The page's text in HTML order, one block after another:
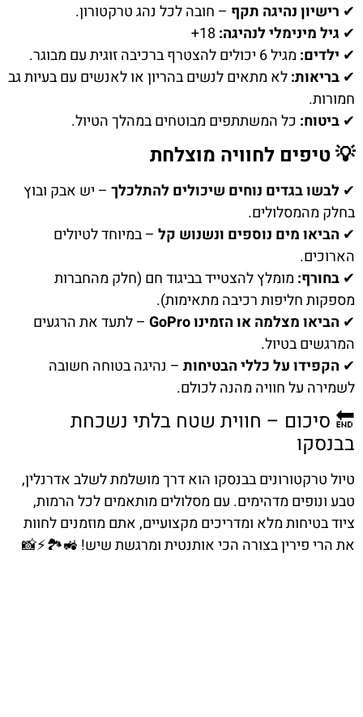
✔ רישיון נהיגה תקף – חובה לכל נהג טרקטורון.
✔ גיל מינימלי לנהיגה:
✔ ילדים: מגיל 6 יכולים להצטרף ברכיבה זוגית עם מבוגר.
✔ בריאות:לא מתאים לנשים בהריון או לאנשים עם בעיות גב
חמורות.
✔ ביטוח: כל המשתתפים מבוטחים במהלך הטיול.
💡 טיפים לחוויה מוצלחת
✔ לבשו בגדים נוחים שיכולים להתלכלך – יש אבק ובוץ
בחלק מהמסלולים.
✔ הביאו מים נוספים ונשנוש קל – במיוחד לטיולים
הארוכים.
✔ בחורף: מומלץ להצטייד בביגוד חם (חלק מהחברות
מספקות חליפות רכיבה מתאימות).
✔ הביאו מצלמה או הזמינו GoPro
– לתעד את הרגעים
המרגשים בטיול.
✔ הקפידו על כללי הבטיחות – נהיגה בטוחה חשובה
לשמירה על חוויה מהנה לכולם.
🔚 סיכום – חווית שטח בלתי נשכחת
בבנסקו
טיול טרקטורונים בבנסקו הוא דרך מושלמת לשלב אדרנלין,
טבע ונופים מדהימים. עם מסלולים מותאמים לכל הרמות,
ציוד בטיחות מלא ומדריכים מקצועיים, אתם מוזמנים לחוות
את הרי פירין בצורה הכי אותנטית ומרגשת שיש! 🚜🏞️⚡📸